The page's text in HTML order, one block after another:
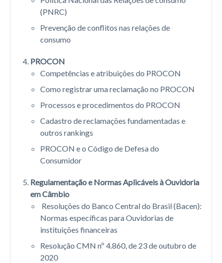
(PNRC)
Prevenção de conflitos nas relações de
consumo
PROCON
Competências e atribuições do PROCON
Como registrar uma reclamação no PROCON
Processos e procedimentos do PROCON
Cadastro de reclamações fundamentadas e
outros rankings
PROCON e o Código de Defesa do
Consumidor
Regulamentação e Normas Aplicáveis à Ouvidoria
em Câmbio
Resoluções do Banco Central do Brasil (Bacen):
Normas específicas para Ouvidorias de
instituições financeiras
Resolução CMN nº 4.860, de 23 de outubro de
2020